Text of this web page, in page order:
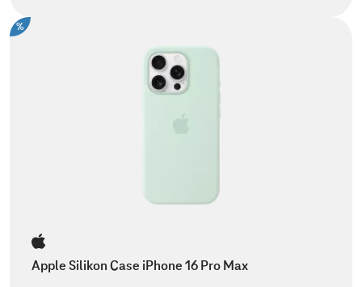
%
Apple Silikon Case iPhone 16 Pro Max